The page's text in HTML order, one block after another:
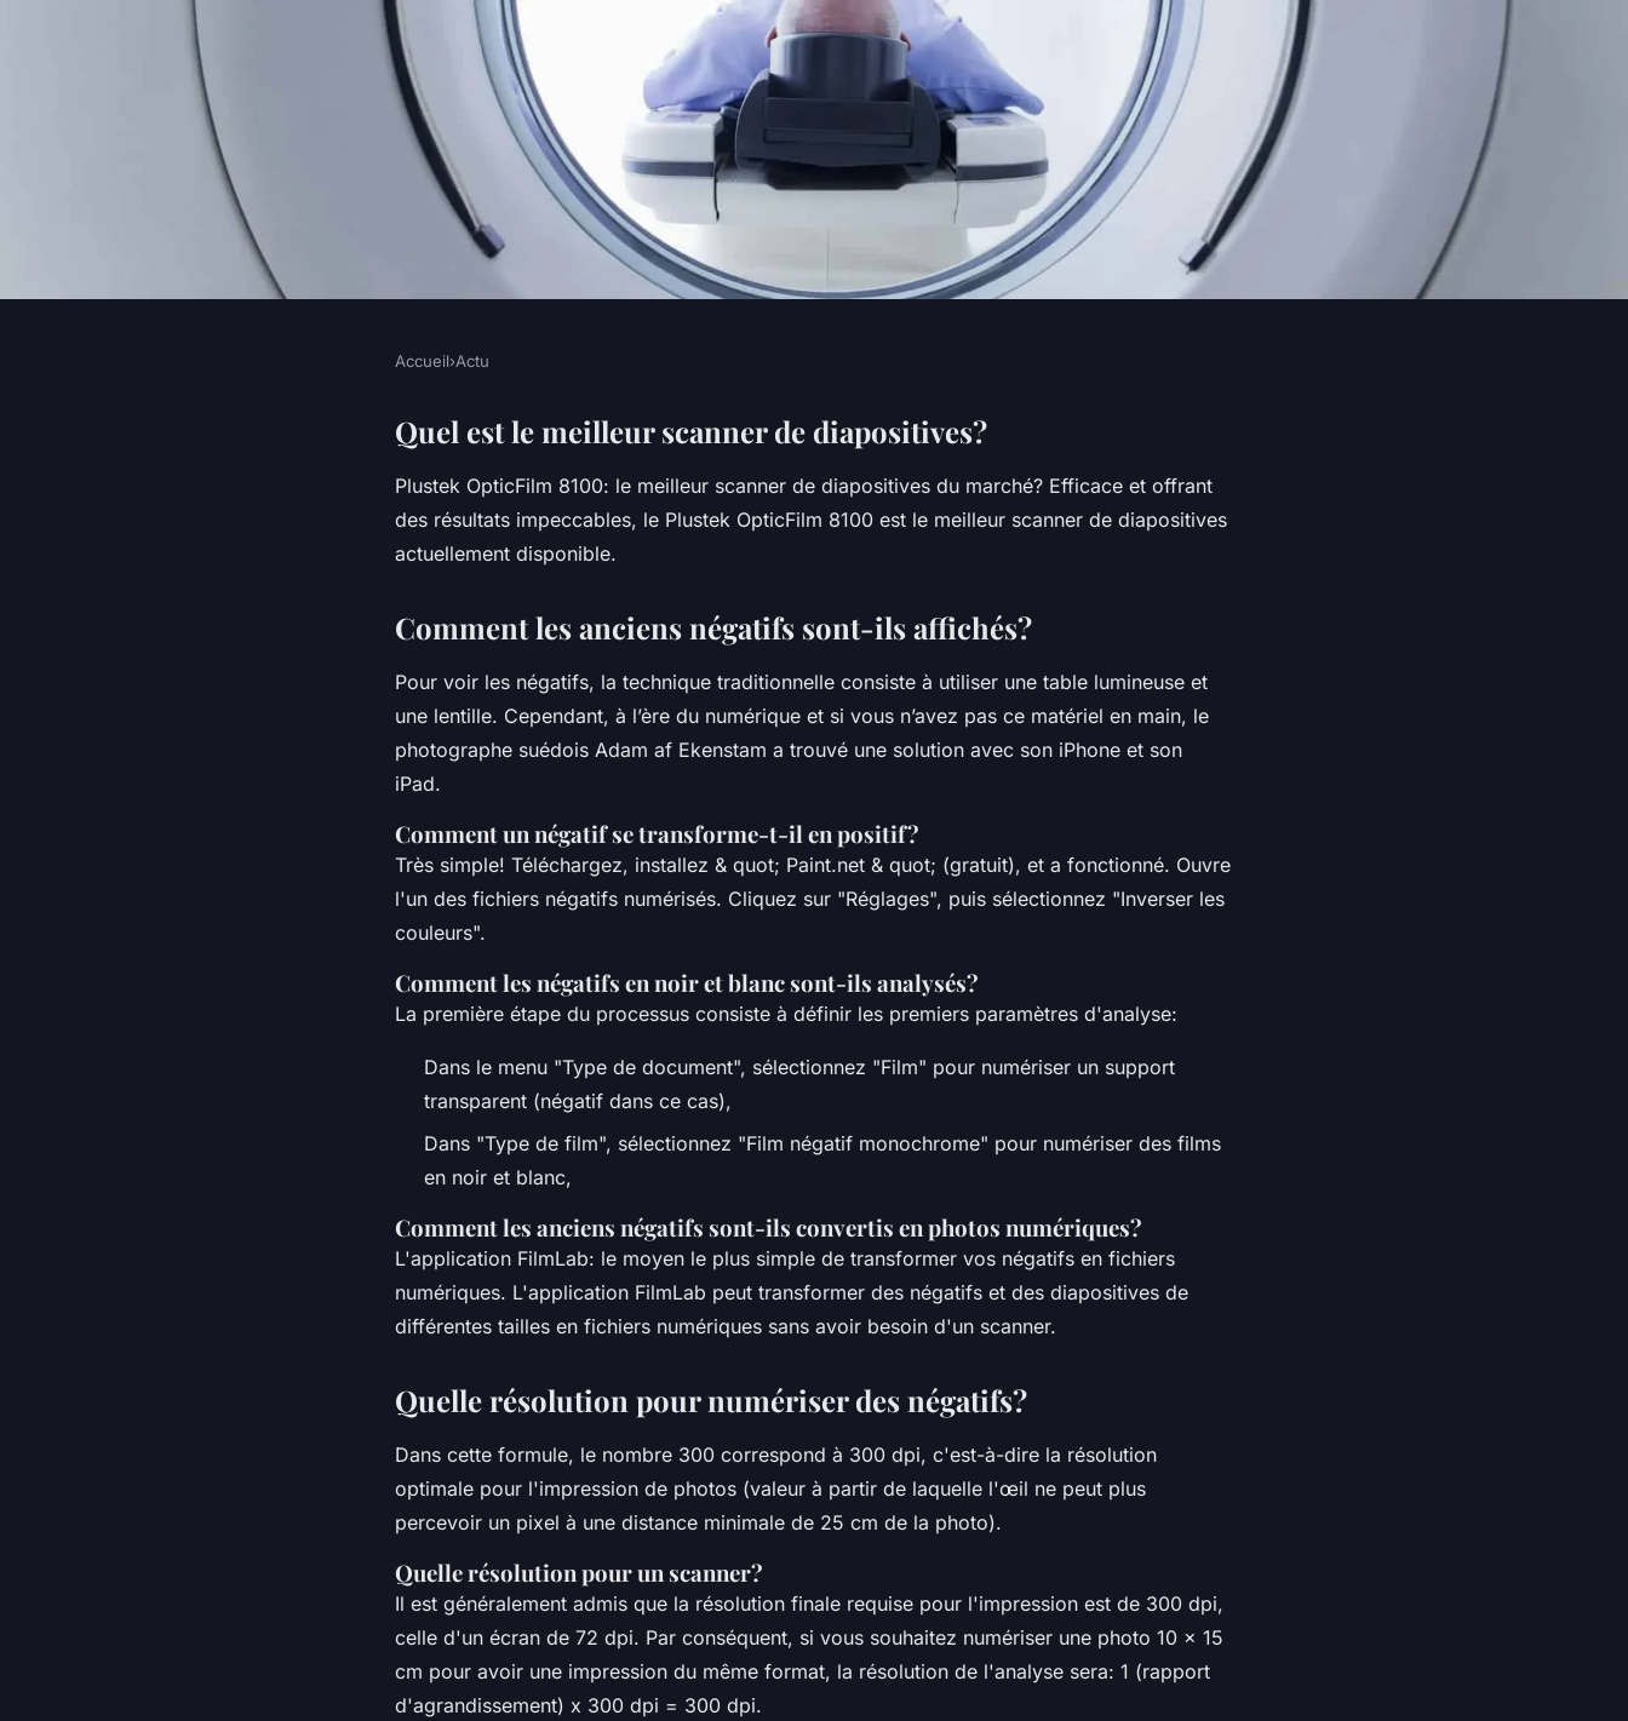
Quel Scanner pour négatif ?
Accueil›Actu
Quel est le meilleur scanner de diapositives?
Plustek OpticFilm 8100: le meilleur scanner de diapositives du marché? Efficace et offrant
des résultats impeccables, le Plustek OpticFilm 8100 est le meilleur scanner de diapositives
actuellement disponible.
Comment les anciens négatifs sont-ils affichés?
Pour voir les négatifs, la technique traditionnelle consiste à utiliser une table lumineuse et
une lentille. Cependant, à l’ère du numérique et si vous n’avez pas ce matériel en main, le
photographe suédois Adam af Ekenstam a trouvé une solution avec son iPhone et son
iPad.
Comment un négatif se transforme-t-il en positif?
Très simple! Téléchargez, installez & quot; Paint.net & quot; (gratuit), et a fonctionné. Ouvre
l'un des fichiers négatifs numérisés. Cliquez sur "Réglages", puis sélectionnez "Inverser les
couleurs".
Comment les négatifs en noir et blanc sont-ils analysés?
La première étape du processus consiste à définir les premiers paramètres d'analyse:
Dans le menu "Type de document", sélectionnez "Film" pour numériser un support
transparent (négatif dans ce cas),
Dans "Type de film", sélectionnez "Film négatif monochrome" pour numériser des films
en noir et blanc,
Comment les anciens négatifs sont-ils convertis en photos numériques?
L'application FilmLab: le moyen le plus simple de transformer vos négatifs en fichiers
numériques. L'application FilmLab peut transformer des négatifs et des diapositives de
différentes tailles en fichiers numériques sans avoir besoin d'un scanner.
Quelle résolution pour numériser des négatifs?
Dans cette formule, le nombre 300 correspond à 300 dpi, c'est-à-dire la résolution
optimale pour l'impression de photos (valeur à partir de laquelle l'œil ne peut plus
percevoir un pixel à une distance minimale de 25 cm de la photo).
Quelle résolution pour un scanner?
Il est généralement admis que la résolution finale requise pour l'impression est de 300 dpi,
celle d'un écran de 72 dpi. Par conséquent, si vous souhaitez numériser une photo 10 x 15
cm pour avoir une impression du même format, la résolution de l'analyse sera: 1 (rapport
d'agrandissement) x 300 dpi = 300 dpi.